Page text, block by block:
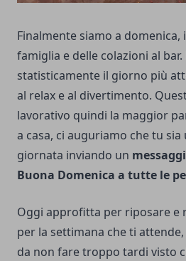
Finalmente siamo a
famiglia e delle colazioni al
statisticamente il giorno più
al relax e al divertimento.
lavorativo quindi la maggior
a casa, ci auguriamo che tu
giornata inviando un
Buona Domenica a tutte le
Oggi approfitta per riposare e
per la settimana che ti
da non fare troppo tardi visto